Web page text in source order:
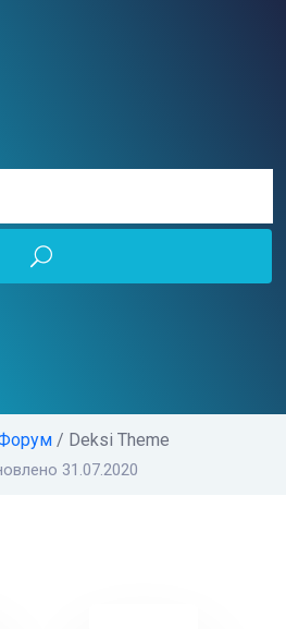
/ Deksi Theme
31.07.2020